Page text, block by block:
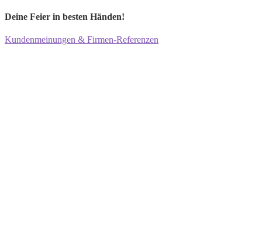
Deine Feier in besten Händen!
Kundenmeinungen & Firmen-Referenzen